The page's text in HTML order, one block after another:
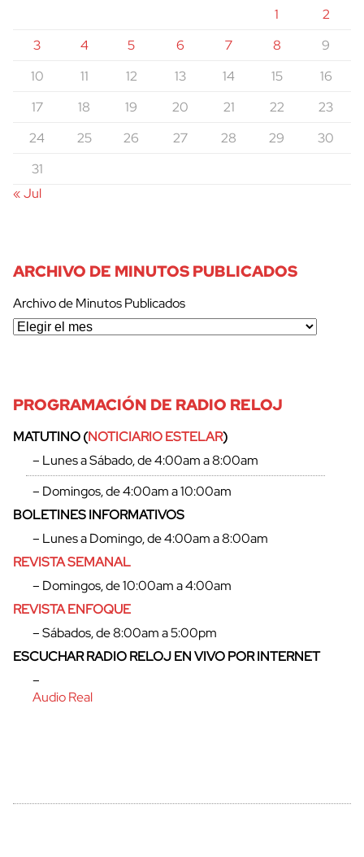
1
2
3
4 5 6 7 8
9
10
11 12 13 14 15
16
17
18 19 20 21 22
23
24
25 26 27 28 29
30
31
« Jul
ARCHIVO DE MINUTOS PUBLICADOS
Archivo de Minutos Publicados
PROGRAMACIÓN DE RADIO RELOJ
MATUTINO (NOTICIARIO ESTELAR)
– Lunes a Sábado, de 4:00am a 8:00am
– Domingos, de 4:00am a 10:00am
BOLETINES INFORMATIVOS
– Lunes a Domingo, de 4:00am a 8:00am
REVISTA SEMANAL
– Domingos, de 10:00am a 4:00am
REVISTA ENFOQUE
– Sábados, de 8:00am a 5:00pm
ESCUCHAR RADIO RELOJ EN VIVO POR INTERNET
–
Audio Real